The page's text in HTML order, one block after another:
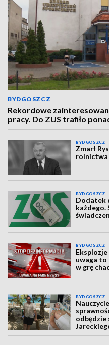
BYDGOSZCZ
Rekordowe
pracy. Do ZUS trafiło
BYDGOSZCZ
Zmarł
rolnictwa
BYDGOSZCZ
Dodatek
każdego.
BYDGOSZCZ
uwaga to
w grę
BYDGOSZCZ
odbędzie